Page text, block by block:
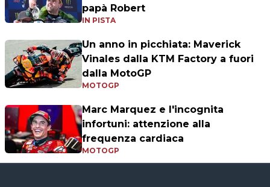
papà Robert
IN PISTA
Un anno in picchiata: Maverick
Vinales dalla KTM Factory a fuori
dalla MotoGP
MOTOGP
Marc Marquez e l'incognita
infortuni: attenzione alla
frequenza cardiaca
MOTOGP